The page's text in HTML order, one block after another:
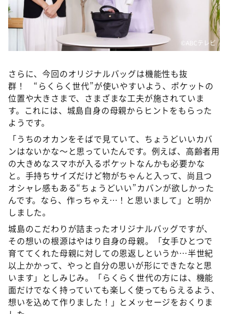
©️ABCテレビ
さらに、今回のオリジナルバッグは機能性も抜
群！ “らくらく世代”が使いやすいよう、ポケットの
位置や大きさまで、さまざまな工夫が施されていま
す。これには、城島自身の母親からヒントをもらった
ようです。
「うちのオカンをそばで見ていて、ちょうどいいカバ
ンはないかな～と思っていたんです。例えば、高齢者用
の大きめなスマホが入るポケットなんかも必要かな
と。手持ちサイズだけど物がちゃんと入って、尚且つ
オシャレ感もある“ちょうどいい”カバンが欲しかった
んです。なら、作っちゃえ…！と思いまして」と明か
しました。
城島のこだわりが詰まったオリジナルバッグですが、
その想いの根源はやはり自身の母親。「女手ひとつで
育ててくれた母親に対しての恩返しというか…半世紀
以上かかって、やっと自分の思いが形にできたなと思
います」としみじみ。「らくらく世代の方には、機能
面だけでなく持っていても楽しく使ってもらえるよう、
想いを込めて作りました！」とメッセージをおくりま